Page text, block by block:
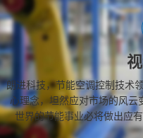
朗进科技，节能空调控制技术
心理念，坦然应对市场的风云
世界的节能事业必将做出应